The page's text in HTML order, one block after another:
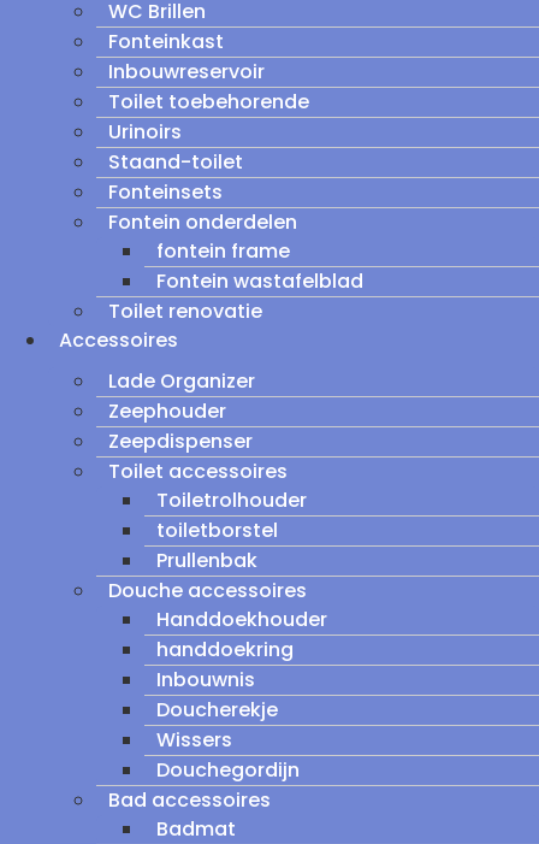
WC Brillen
Fonteinkast
Inbouwreservoir
Toilet toebehorende
Urinoirs
Staand-toilet
Fonteinsets
Fontein onderdelen
fontein frame
Fontein wastafelblad
Toilet renovatie
Accessoires
Lade Organizer
Zeephouder
Zeepdispenser
Toilet accessoires
Toiletrolhouder
toiletborstel
Prullenbak
Douche accessoires
Handdoekhouder
handdoekring
Inbouwnis
Doucherekje
Wissers
Douchegordijn
Bad accessoires
Badmat